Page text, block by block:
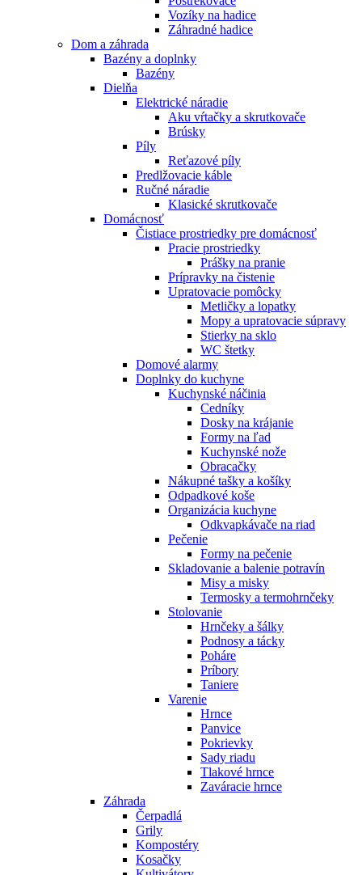
Vozíky na hadice
Záhradné hadice
Dom a záhrada
Bazény a doplnky
Bazény
Dielňa
Elektrické náradie
Aku vŕtačky a skrutkovače
Brúsky
Píly
Reťazové píly
Predlžovacie káble
Ručné náradie
Klasické skrutkovače
Domácnosť
Čistiace prostriedky pre domácnosť
Pracie prostriedky
Prášky na pranie
Prípravky na čistenie
Upratovacie pomôcky
Metličky a lopatky
Mopy a upratovacie súpravy
Stierky na sklo
WC štetky
Domové alarmy
Doplnky do kuchyne
Kuchynské náčinia
Cedníky
Dosky na krájanie
Formy na ľad
Kuchynské nože
Obracačky
Nákupné tašky a košíky
Odpadkové koše
Organizácia kuchyne
Odkvapkávače na riad
Pečenie
Formy na pečenie
Skladovanie a balenie potravín
Misy a misky
Termosky a termohrnčeky
Stolovanie
Hrnčeky a šálky
Podnosy a tácky
Poháre
Príbory
Taniere
Varenie
Hrnce
Panvice
Pokrievky
Sady riadu
Tlakové hrnce
Zaváracie hrnce
Záhrada
Čerpadlá
Grily
Kompostéry
Kosačky